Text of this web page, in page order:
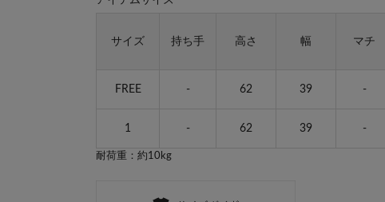
サイズ 持ち手 高さ 幅 マチ
FREE - 62 39 -
1 - 62 39 -
耐荷重：約10kg